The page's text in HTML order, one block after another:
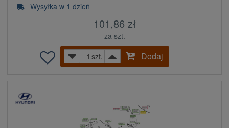
Wysyłka w 1 dzień
101,86 zł
za szt.
szt.
Dodaj